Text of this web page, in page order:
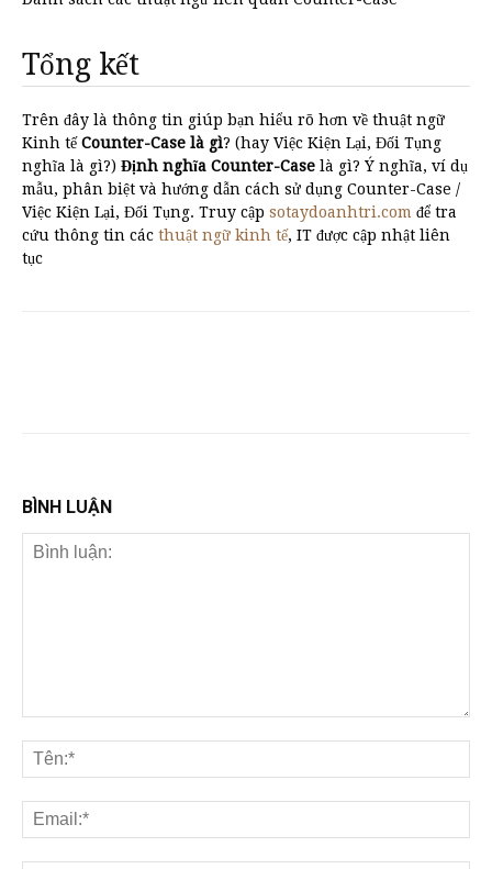
Tổng kết
Trên đây là thông tin giúp bạn hiểu rõ hơn về thuật ngữ
Kinh tếCounter-Case là gì? (hay Việc Kiện Lại, Đối Tụng
nghĩa là gì?) Định nghĩa Counter-Case là gì? Ý nghĩa, ví dụ
mẫu, phân biệt và hướng dẫn cách sử dụng Counter-Case /
Việc Kiện Lại, Đối Tụng. Truy cập sotaydoanhtri.com để tra
cứu thông tin các thuật ngữ kinh tế, IT được cập nhật liên
tục
BÌNH LUẬN